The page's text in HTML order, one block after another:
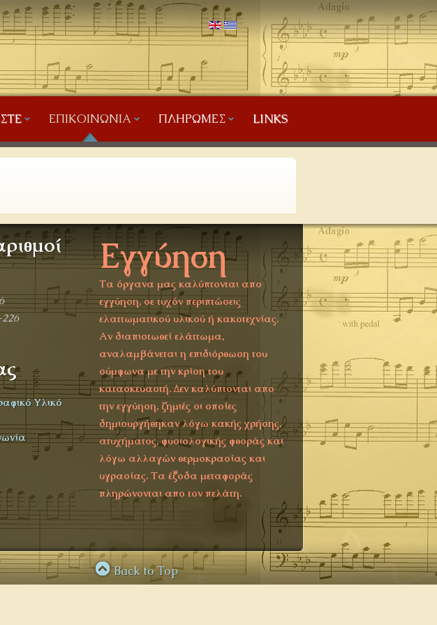
ΕΠΙΚΟΙΝΩΝΊΑ ΠΛΗΡΩΜΈΣ LINKS
Υλικό
Εγγύηση
Τα όργανα μας καλύπτονται απο
εγγύηση, σε τυχόν περιπτώσεις
ελαττωματικού υλικού ή κακοτεχνίας.
Αν διαπιστωθεί ελάττωμα,
αναλαμβάνεται η επιδιόρθωση του
σύμφωνα με την κρίση του
κατασκευαστή. Δεν καλύπτονται απο
την εγγύηση, ζημιές οι οποίες
δημιουργήθηκαν λόγω κακής χρήσης,
ατυχήματος, φυσιολογικής φθοράς και
λόγω αλλαγών θερμοκρασίας και
υγρασίας. Τα έξοδα μεταφοράς
πληρώνονται απο τον πελάτη.
Back to Top